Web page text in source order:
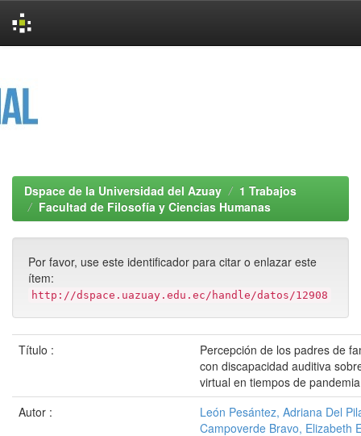
Dspace de la Universidad del Azuay
1 Trabajos
Facultad de Filosofía y Ciencias Humanas
Por favor, use este identificador para citar o enlazar este
ítem:
http://dspace.uazuay.edu.ec/handle/datos/12908
Título :
Percepción de los padres de
con discapacidad auditiva
virtual en tiempos de
Autor :
León Pesántez, Adriana Del
Campoverde Bravo, Elizabeth